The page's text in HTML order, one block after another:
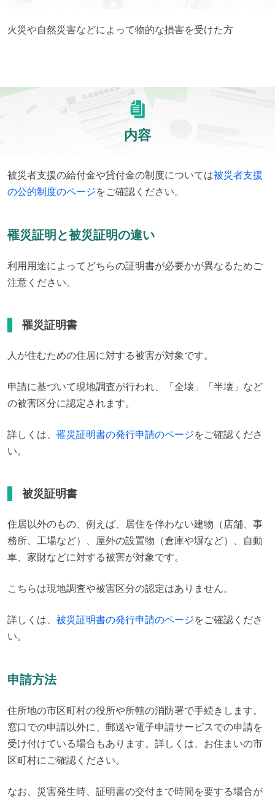
火災や自然災害などによって物的な損害を受けた方
内容
被災者支援の給付金や貸付金の制度については被災者支援
の公的制度のページをご確認ください。
罹災証明と被災証明の違い
利用用途によってどちらの証明書が必要かが異なるためご
注意ください。
罹災証明書
人が住むための住居に対する被害が対象です。
申請に基づいて現地調査が行われ、「全壊」「半壊」など
の被害区分に認定されます。
詳しくは、 罹災証明書の発行申請のページをご確認くださ
い。
被災証明書
住居以外のもの、例えば、居住を伴わない建物（店舗、事
務所、工場など）、屋外の設置物（倉庫や塀など）、自動
車、家財などに対する被害が対象です。
こちらは現地調査や被害区分の認定はありません。
詳しくは、 被災証明書の発行申請のページをご確認くださ
い。
申請方法
住所地の市区町村の役所や所轄の消防署で手続きします。
窓口での申請以外に、郵送や電子申請サービスでの申請を
受け付けている場合もあります。詳しくは、お住まいの市
区町村にご確認ください。
なお、災害発生時、証明書の交付まで時間を要する場合が